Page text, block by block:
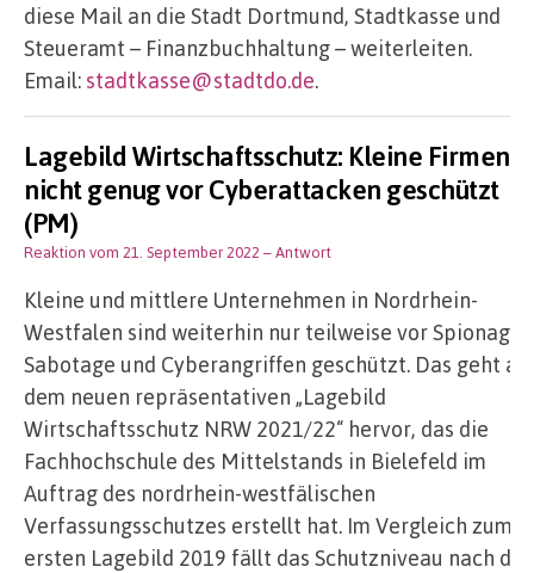
diese Mail an die Stadt Dortmund, Stadtkasse und
Steueramt – Finanzbuchhaltung – weiterleiten.
Email: stadtkasse@stadtdo.de.
Lagebild Wirtschaftsschutz: Kleine Firmen
nicht genug vor Cyberattacken geschützt
(PM)
Reaktion vom 21. September 2022 – Antwort
Kleine und mittlere Unternehmen in Nordrhein-
Westfalen sind weiterhin nur teilweise vor Spionage,
Sabotage und Cyberangriffen geschützt. Das geht
dem neuen repräsentativen „Lagebild
Wirtschaftsschutz NRW 2021/22“ hervor, das die
Fachhochschule des Mittelstands in Bielefeld im
Auftrag des nordrhein-westfälischen
Verfassungsschutzes erstellt hat. Im Vergleich zum
ersten Lagebild 2019 fällt das Schutzniveau nach den